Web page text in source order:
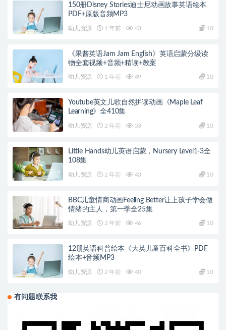
150册Disney Stories迪士尼动画故事英语绘本
PDF+原版音频MP3
幼儿资源 1 年前 43 10
《果酱英语Jam Jam English》英语启蒙分级读
物全套视频+音频+精读+教案
幼儿资源 1 年前 49 10
Youtube英文儿歌自然拼读动画《Maple Leaf
Learning》全410集
幼儿资源 2 年前 53 10
Little Hands幼儿英语启蒙，Nursery Level1-3全
108集
幼儿资源 2 年前 43 10
BBC儿童情商动画Feeling Better让上孩子学会做
情绪的主人，第一季全25集
幼儿资源 2 年前 46 10
12册英语科普绘本《大英儿童百科全书》PDF
绘本+音频MP3
幼儿资源 2 年前 40 10
有问题联系我